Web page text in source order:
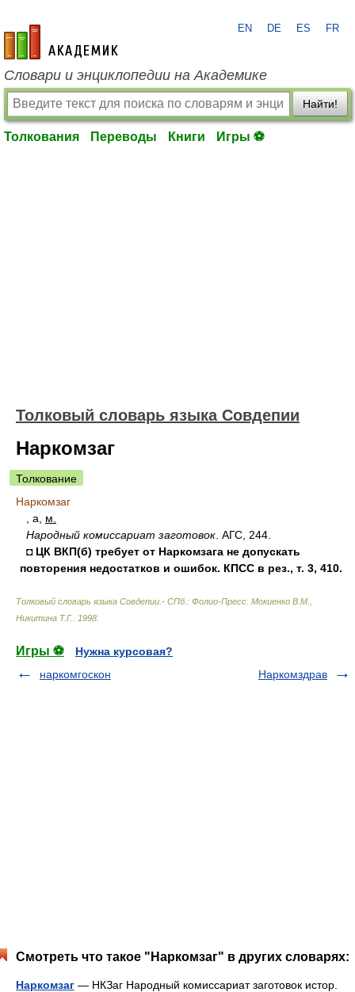
academic.ru
EN DE ES FR
Словари и энциклопедии на Академике
Найти!
Толкования Переводы Книги Игры ⚽
Толковый словарь языка Совдепии
Наркомзаг
Толкование
Наркомзаг
, а, м.
Народный комиссариат заготовок . АГС, 244.
◘ ЦК ВКП(б) требует от Наркомзага не допускать
повторения недостатков и ошибок. КПСС в рез., т. 3, 410.
Толковый словарь языка Совдепии.- СПб.: Фолио-Пресс Мокиенко В.М.,
Никитина Т.Г.
1998
Игры ⚽
Нужна курсовая?
наркомгоскон
Наркомздрав
Смотреть что такое "Наркомзаг" в других словарях:
Наркомзаг — НКЗаг Народный комиссариат заготовок истор.